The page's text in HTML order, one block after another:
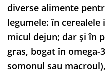
diverse alimente
legumele: în
micul dejun; dar și în
gras, bogat în
somonul sau